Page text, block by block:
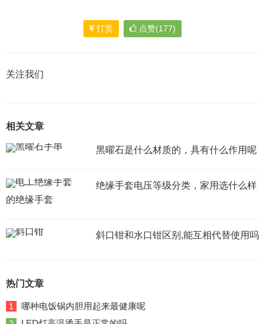
打赏 点赞(177)
关注我们
相关文章
黑曜石是什么材质的，具有什么作用呢
绝缘手套电压等级分类，家用选什么样
的绝缘手套
斜口钳和水口钳区别,能互相代替使用吗
热门文章
1 哪种电饭锅内胆用起来最健康呢